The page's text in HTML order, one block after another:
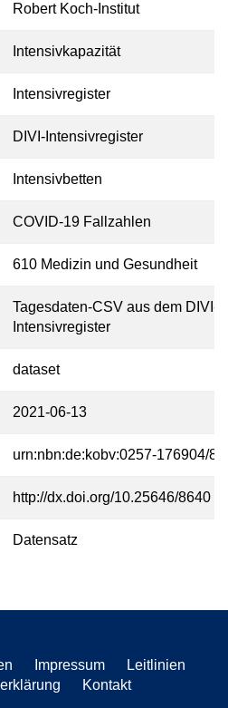
Robert Koch-Institut
Intensivkapazität
Intensivregister
DIVI-Intensivregister
Intensivbetten
COVID-19 Fallzahlen
610 Medizin und Gesundheit
Tagesdaten-CSV aus dem DIVI-
Intensivregister
dataset
2021-06-13
urn:nbn:de:kobv:0257-176904/
http://dx.doi.org/10.25646/8640
Datensatz
Impressum
Leitlinien
Kontakt